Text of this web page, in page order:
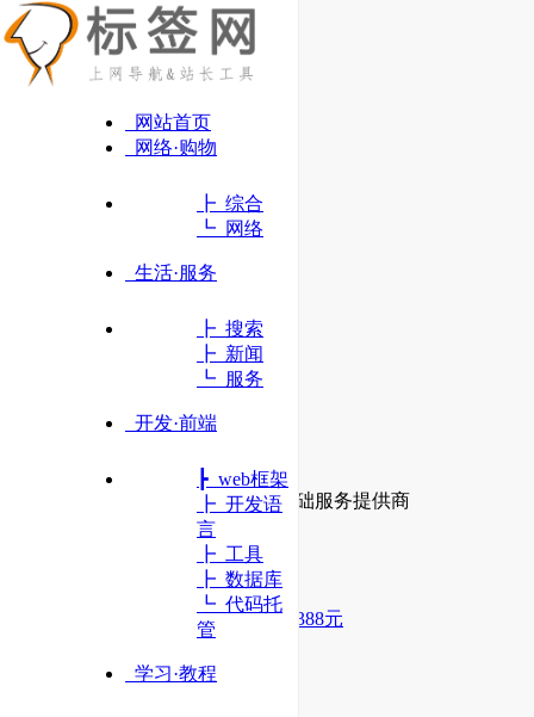
网站首页
网络·购物
┣ 综合
┗ 网络
生活·服务
┣ 搜索
┣ 新闻
┗ 服务
开发·前端
┣ web框架
┣ 开发语
言
┣ 工具
┣ 数据库
┗ 代码托
管
学习·教程
成立于2002年的老牌互联网基础服务提供商
新人专享 1G虚拟主机5年仅需388元